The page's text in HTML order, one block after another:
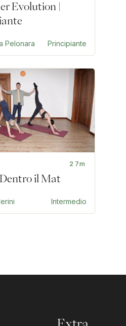
Evolution |
Pelonara Principiante
27m
il Mat
Intermedio
Extra